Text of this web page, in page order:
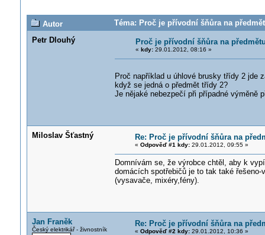
Autor
Téma: Proč je přívodní šňůra na
Petr Dlouhý
Proč je přívodní šňůra na
« kdy:29.01.2012, 08:16 »
Proč například u úhlové brusky třídy 2 jde
když se jedná o předmět třídy 2?
Je nějaké nebezpečí při případné výměně
Miloslav Šťastný Re: Proč je přívodní šňůra na
« Odpověď #1 kdy:29.01.2012, 09:55 »
Domnívám se, že výrobce chtěl, aby k
domácích spotřebičů je to tak také
(vysavače, mixéry,fény).
Jan Franěk
Český elektrikář - živnostník
Re: Proč je přívodní šňůra na
« Odpověď #2 kdy:29.01.2012, 10:36 »